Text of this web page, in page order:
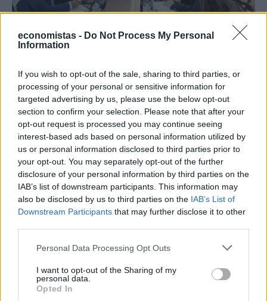
economistas - Do Not Process My Personal
Information
If you wish to opt-out of the sale, sharing to third parties, or
processing of your personal or sensitive information for
targeted advertising by us, please use the below opt-out
section to confirm your selection. Please note that after your
opt-out request is processed you may continue seeing
interest-based ads based on personal information utilized by
us or personal information disclosed to third parties prior to
your opt-out. You may separately opt-out of the further
disclosure of your personal information by third parties on the
IAB’s list of downstream participants. This information may
also be disclosed by us to third parties on the IAB’s List of
Downstream Participants that may further disclose it to other
Personal Data Processing Opt Outs
I want to opt-out of the Sharing of my
personal data.
Opted In
ΠΟΛΙΤΙΚΗ
Οι 7 προτεραιότητες για την ενίσχυση της
Ένα ολοκληρωμένο σχέδιο για την ενίσχυση της ελληνικής
βιομηχανίας παρουσίασε στην Κυβερνητική Επιτροπή Βιομηχανίας
ο υπουργός Ανάπτυξης, Τάκης Θεοδωρικάκος. Το σχέδιο
προβλέπει παραγωγικές επενδύσεις που ξεπερνούν τα 3,7 δισ.
ευρώ, μέτρα ύψους 700 εκατ. ευρώ για τον περιορισμό του
ενεργειακού κόστους και την ταχύτερη υλοποίηση 11
μεταρρυθμίσεων. Η συνεδρίαση πραγματοποιήθηκε υπό τον
πρωθυπουργό Κυριάκο Μητσοτάκη.
06 Αυγ 2026